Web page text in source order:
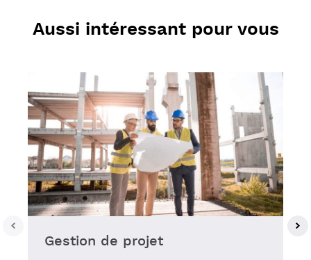
Aussi intéressant pour vous
Gestion de projet